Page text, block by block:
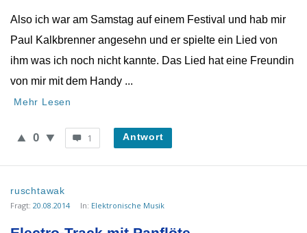
Also ich war am Samstag auf einem Festival und hab mir
Paul Kalkbrenner angesehn und er spielte ein Lied von
ihm was ich noch nicht kannte. Das Lied hat eine Freundin
von mir mit dem Handy ...
Mehr Lesen
0 1 Antwort
ruschtawak
Fragt: 20.08.2014 In: Elektronische Musik